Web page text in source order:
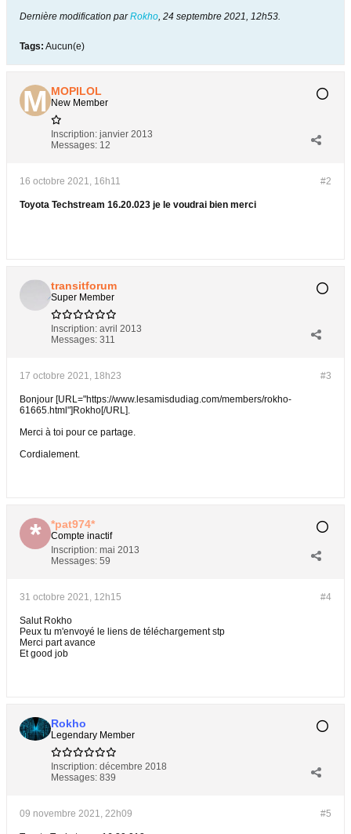
Dernière modification parRokho, 24 septembre 2021, 12h53.
Tags: Aucun(e)
MOPILOL
New Member
Inscription: janvier 2013
Messages: 12
#2
16 octobre 2021, 16h11
Toyota Techstream 16.20.023 je le voudrai bien merci
transitforum
Super Member
Inscription: avril 2013
Messages: 311
#3
17 octobre 2021, 18h23
Bonjour [URL="https://www.lesamisdudiag.com/members/rokho-
61665.html"]Rokho[/URL].
Merci à toi pour ce partage.
Cordialement.
*pat974*
Compte inactif
Inscription: mai 2013
Messages: 59
#4
31 octobre 2021, 12h15
Salut Rokho
Peux tu m'envoyé le liens de téléchargement stp
Merci part avance
Et good job
Rokho
Legendary Member
Inscription: décembre 2018
Messages: 839
#5
09 novembre 2021, 22h09